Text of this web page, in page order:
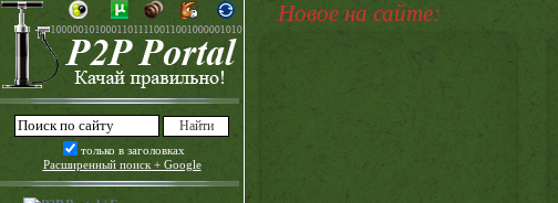
только в заголовках
Расширенный поиск + Google
Новое на сайте: